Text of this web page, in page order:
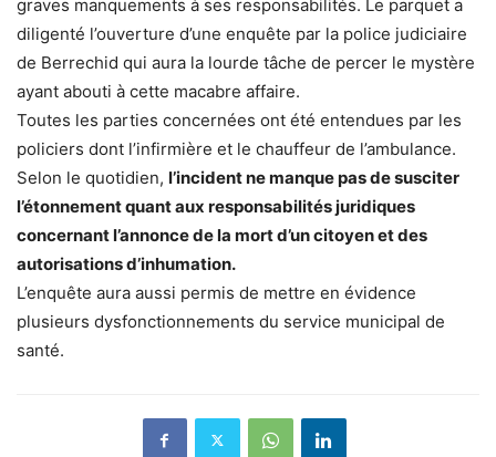
graves manquements à ses responsabilités. Le parquet a
diligenté l’ouverture d’une enquête par la police judiciaire
de Berrechid qui aura la lourde tâche de percer le mystère
ayant abouti à cette macabre affaire.
Toutes les parties concernées ont été entendues par les
policiers dont l’infirmière et le chauffeur de l’ambulance.
Selon le quotidien, l’incident ne manque pas de susciter
l’étonnement quant aux responsabilités juridiques
concernant l’annonce de la mort d’un citoyen et des
autorisations d’inhumation.
L’enquête aura aussi permis de mettre en évidence
plusieurs dysfonctionnements du service municipal de
santé.